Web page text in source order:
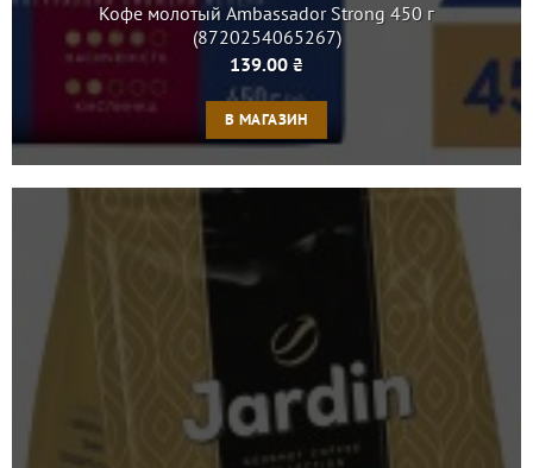
Кофе молотый Ambassador Strong 450 г
(8720254065267)
139.00 ₴
В МАГАЗИН